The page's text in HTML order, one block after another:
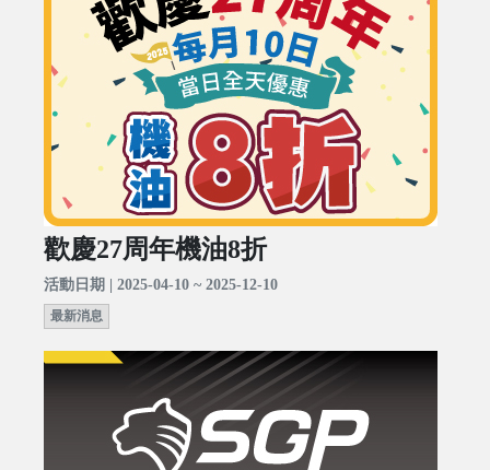
歡慶27周年機油8折
活動日期 | 2025-04-10 ~ 2025-12-10
最新消息